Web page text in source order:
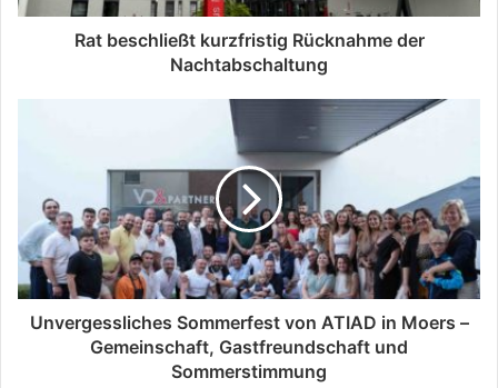
Rat beschließt kurzfristig Rücknahme der
Nachtabschaltung
Unvergessliches Sommerfest von ATIAD in Moers –
Gemeinschaft, Gastfreundschaft und
Sommerstimmung